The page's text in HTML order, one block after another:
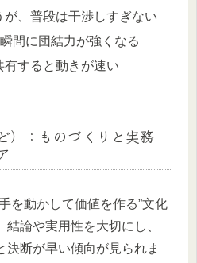
が、普段は干渉しすぎない
間に団結力が強くなる
有すると動きが速い
）：ものづくりと実務
を動かして価値を作る”文化
論や実用性を大切にし、
決断が早い傾向が見られま